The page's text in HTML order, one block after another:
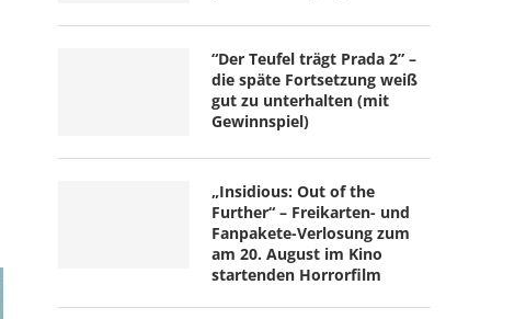
“Der Teufel trägt Prada 2” –
die späte Fortsetzung weiß
gut zu unterhalten (mit
Gewinnspiel)
„Insidious: Out of the
Further“ – Freikarten- und
Fanpakete-Verlosung zum
am 20. August im Kino
startenden Horrorfilm